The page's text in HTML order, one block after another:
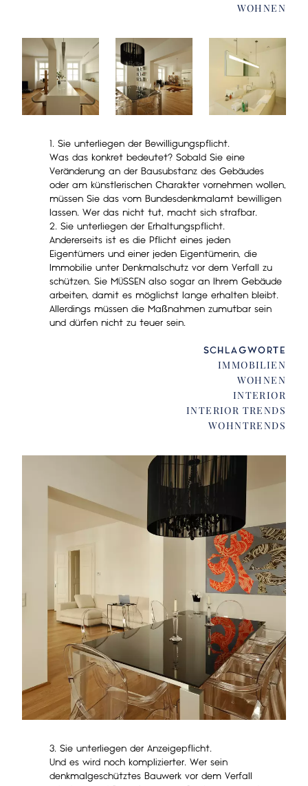
WOHNEN
1. Sie unterliegen der Bewilligungspflicht.
Was das konkret bedeutet? Sobald Sie eine
Veränderung an der Bausubstanz des Gebäudes
oder am künstlerischen Charakter vornehmen wollen,
müssen Sie das vom Bundesdenkmalamt bewilligen
lassen. Wer das nicht tut, macht sich strafbar.
2. Sie unterliegen der Erhaltungspflicht.
Andererseits ist es die Pflicht eines jeden
Eigentümers und einer jeden Eigentümerin, die
Immobilie unter Denkmalschutz vor dem Verfall zu
schützen. Sie MÜSSEN also sogar an Ihrem Gebäude
arbeiten, damit es möglichst lange erhalten bleibt.
Allerdings müssen die Maßnahmen zumutbar sein
und dürfen nicht zu teuer sein.
SCHLAGWORTE
IMMOBILIEN
WOHNEN
INTERIOR
INTERIOR TRENDS
WOHNTRENDS
3. Sie unterliegen der Anzeigepflicht.
Und es wird noch komplizierter. Wer sein
denkmalgeschütztes Bauwerk vor dem Verfall